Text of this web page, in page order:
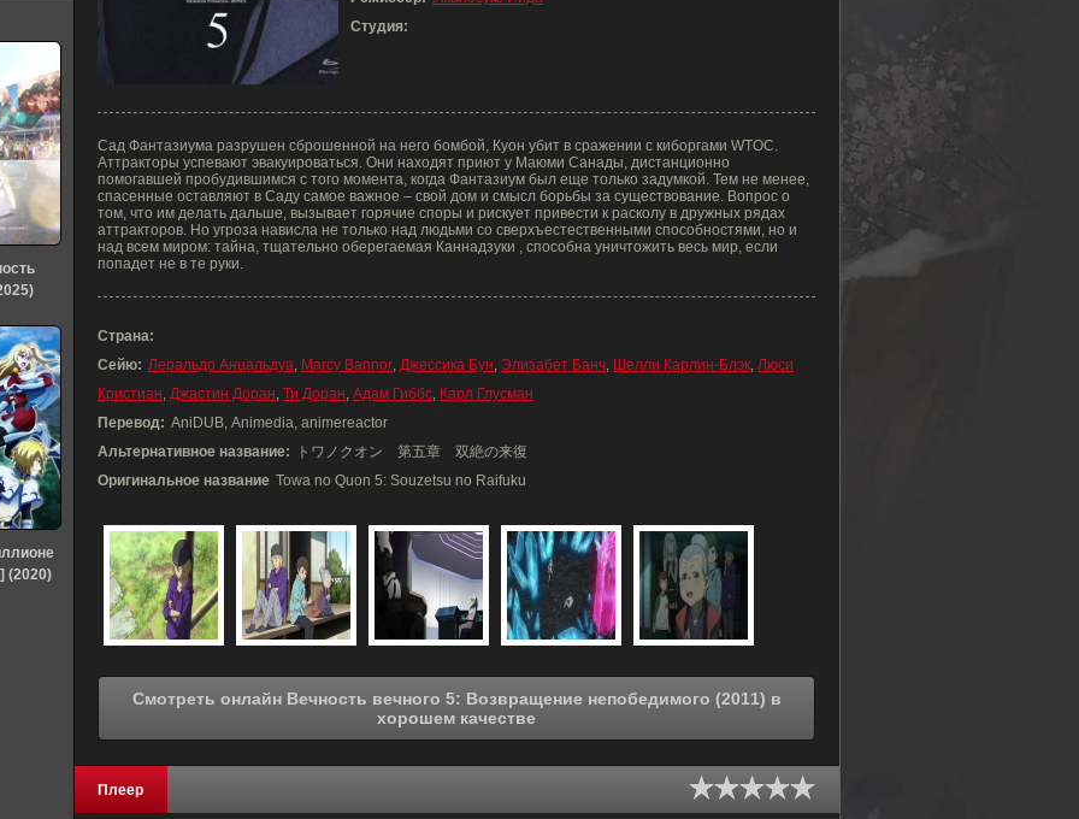
Студия:
Сад Фантазиума разрушен сброшенной на него бомбой, Куон убит в сражении с киборгами WTOC.
Аттракторы успевают эвакуироваться. Они находят приют у Маюми Санады, дистанционно
помогавшей пробудившимся с того момента, когда Фантазиум был еще только задумкой. Тем не менее,
спасенные оставляют в Саду самое важное – свой дом и смысл борьбы за существование. Вопрос о
том, что им делать дальше, вызывает горячие споры и рискует привести к расколу в дружных рядах
аттракторов. Но угроза нависла не только над людьми со сверхъестественными способностями, но и
над всем миром: тайна, тщательно оберегаемая Каннадзуки , способна уничтожить весь мир, если
попадет не в те руки.
Страна:
Сейю: Леральдо Анцальдуа, Marcy Bannor, Джессика Бун, Элизабет Банч, Шелли Карлин-Блэк, Люси
Кристиан, Джастин Доран, Ти Доран, Адам Гиббс, Карл Глусман
Перевод: AniDUB, Animedia, animereactor
Альтернативное название:
トワノクオン 第五章 双絶の来復
Оригинальное название Towa no Quon 5: Souzetsu no Raifuku
Смотреть онлайн Вечность вечного 5: Возвращение непобедимого (2011) в
хорошем качестве
Плеер
(2020)